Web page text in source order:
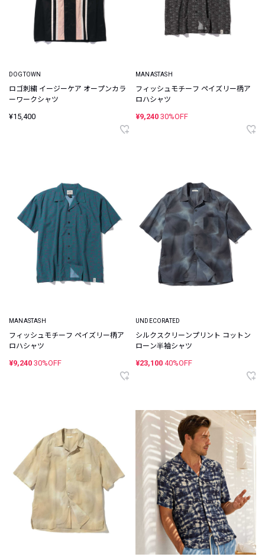
DOGTOWN
ロゴ刺繍 イージーケア オープンカラ
ーワークシャツ
¥15,400
MANASTASH
フィッシュモチーフ ペイズリー柄ア
ロハシャツ
¥9,240 30%OFF
MANASTASH
フィッシュモチーフ ペイズリー柄ア
ロハシャツ
¥9,240 30%OFF
UNDECORATED
シルクスクリーンプリント コットン
ローン半袖シャツ
¥23,100 40%OFF